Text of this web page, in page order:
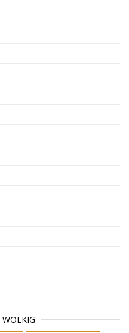
WOLKIG